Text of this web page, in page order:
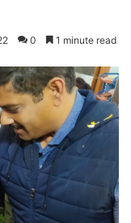
0 1 minute read